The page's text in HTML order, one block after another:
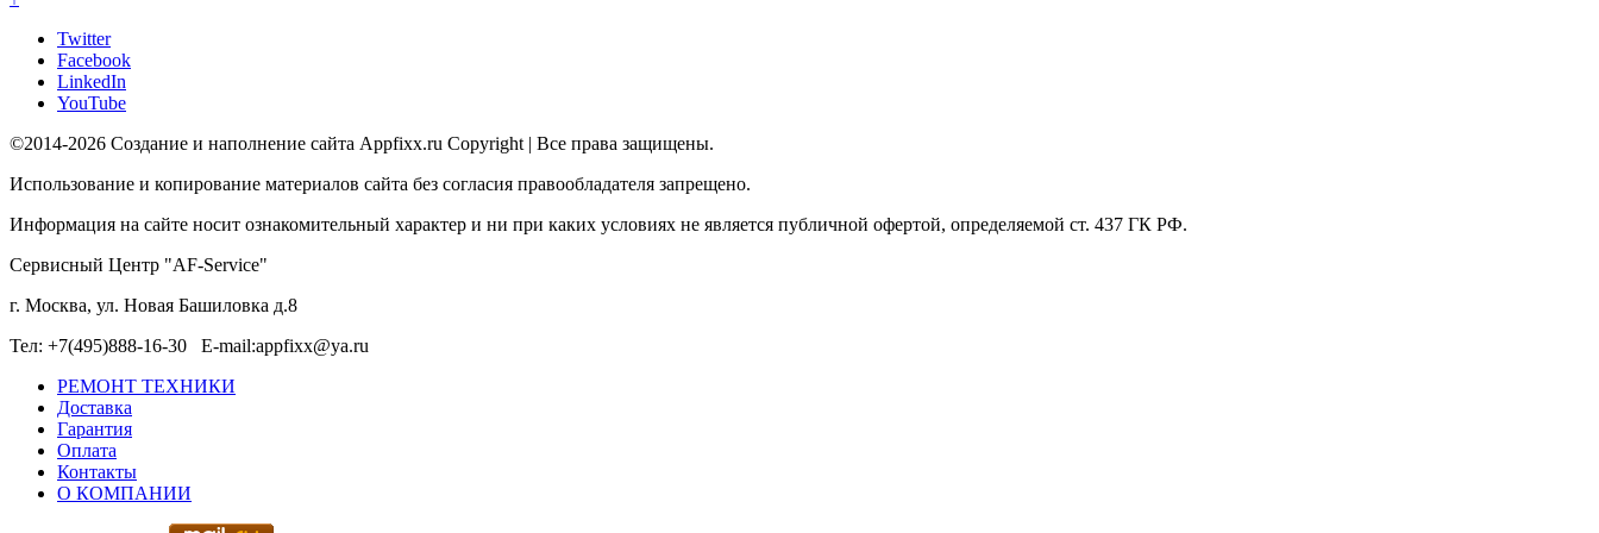
Twitter
Facebook
LinkedIn
YouTube
©2014-2026 Создание и наполнение сайта Appfixx.ru Copyright | Все права защищены.
Использование и копирование материалов сайта без согласия правообладателя запрещено.
Информация на сайте носит ознакомительный характер и ни при каких условиях не является публичной офертой, определяемой ст. 437 ГК РФ.
Сервисный Центр "AF-Service"
г. Москва, ул. Новая Башиловка д.8
Тел: +7(495)888-16-30 E-mail:appfixx@ya.ru
РЕМОНТ ТЕХНИКИ
Доставка
Гарантия
Оплата
Контакты
О КОМПАНИИ